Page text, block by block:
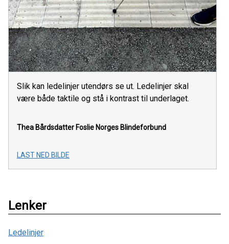
Slik kan ledelinjer utendørs se ut. Ledelinjer skal
være både taktile og stå i kontrast til underlaget.
Thea Bårdsdatter Foslie Norges Blindeforbund
LAST NED BILDE
Lenker
Ledelinjer